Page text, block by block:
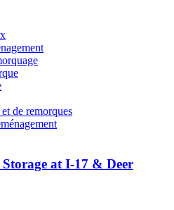
de remorques
at I-17 & Deer